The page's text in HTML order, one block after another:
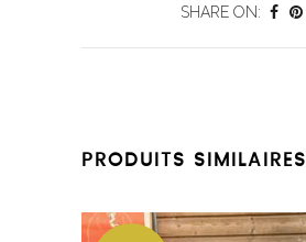
SHARE ON:
PRODUITS SIMILAIRES